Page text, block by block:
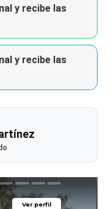
y recibe las
y recibe las
Ver perfil
Ver perfil